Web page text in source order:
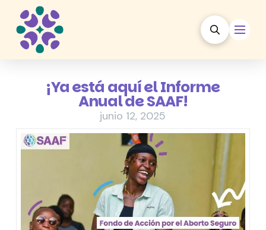
¡Ya está aquí el Informe
Anual de SAAF!
junio 12, 2025